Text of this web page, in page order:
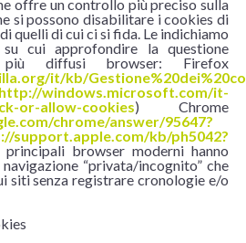
offre un controllo più preciso sulla
si possono disabilitare i cookies di
quelli di cui ci si fida. Le indichiamo
cui approfondire la questione
diffusi browser: Firefox
it/kb/
http://windows.microsoft.com/it-
or-allow-cookies) Chrome
chrome/answer/95647?
support.apple.com/kb/ph5042?
browser moderni hanno
“privata/incognito” che
siti senza registrare cronologie e/o